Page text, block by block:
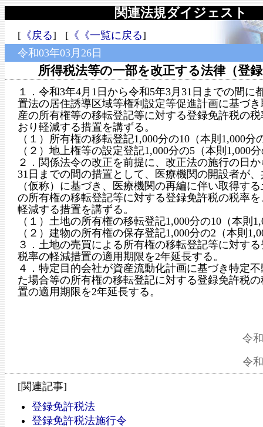
関連法規ダイジェスト
[《戻る] [《《一覧に戻る]
令和03年03月26日
所得税法等の一部を改正する法律（登
１．令和3年4月1日から令和5年3月31日までの間に
置法の居住誘導区域等権利設定等促進計画に基づ
産の所有権等の移転登記等に対する登録免許税の
おり軽減する措置を講ずる。
（１）所有権の移転登記1,000分の10（本則1,000分
（２）地上権等の設定登記1,000分の5（本則1,000
２．関係法令の改正を前提に、改正法の施行の日
31日までの間の措置として、医療機関の開設者が
（仮称）に基づき、医療機関の再編に伴い取得す
の所有権の移転登記等に対する登録免許税の税率
軽減する措置を講ずる。
（１）土地の所有権の移転登記1,000分の10（本則
（２）建物の所有権の保存登記1,000分の2（本則
３．土地の売買による所有権の移転登記等に対す
税率の軽減措置の適用期限を2年延長する。
４．特定目的会社が資産流動化計画に基づき特定
た場合等の所有権の移転登記に対する登録免許税
置の適用期限を2年延長する。
令
令
[関連記事]
登録免許税法
登録免許税法施行令